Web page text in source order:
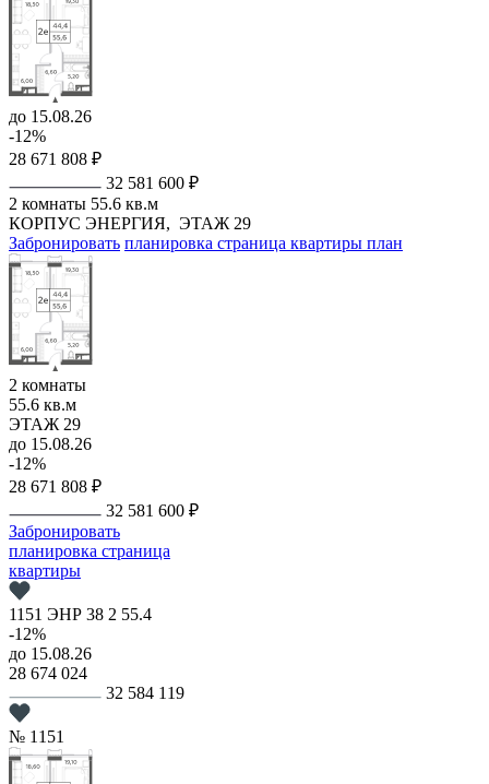
до 15.08.26
-12%
28 671 808 ₽
32 581 600 ₽
2 комнаты 55.6 кв.м
КОРПУС ЭНЕРГИЯ, ЭТАЖ 29
Забронировать планировка страница квартиры план
2 комнаты
55.6 кв.м
ЭТАЖ 29
до 15.08.26
-12%
28 671 808 ₽
32 581 600 ₽
Забронировать
планировка страница
квартиры
1151 ЭНР 38 2 55.4
-12%
до 15.08.26
28 674 024
32 584 119
№ 1151